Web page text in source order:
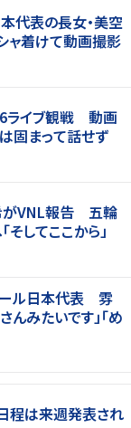
代表の長女・美空
ャ着けて動画撮影
ライブ観戦 動画
固まって話せず
がVNL報告 五輪
してここから」
ール日本代表 雰
みたいです」「め
程は来週発表され